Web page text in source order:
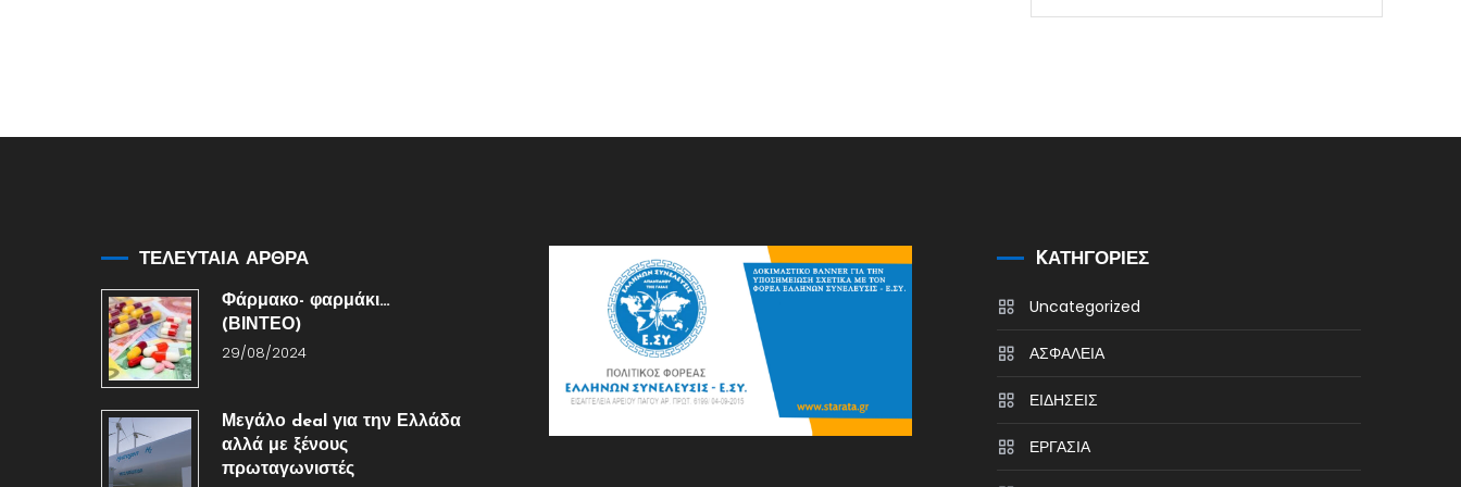
ΤΕΛΕΥΤΑΙΑ ΑΡΘΡΑ
Φάρμακο- φαρμάκι…
(ΒΙΝΤΕΟ)
29/08/2024
Μεγάλο deal για την Ελλάδα
αλλά με ξένους
πρωταγωνιστές
KΑΤΗΓΟΡΊΕΣ
Uncategorized
ΑΣΦΑΛΕΙΑ
ΕΙΔΗΣΕΙΣ
ΕΡΓΑΣΙΑ